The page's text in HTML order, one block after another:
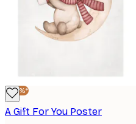
-40%*
A Gift For You Poster